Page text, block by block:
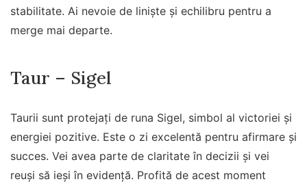
stabilitate. Ai nevoie de liniște și echilibru pentru a
merge mai departe.
Taur – Sigel
Taurii sunt protejați de runa Sigel, simbol al victoriei și
energiei pozitive. Este o zi excelentă pentru afirmare și
succes. Vei avea parte de claritate în decizii și vei
reuși să ieși în evidență. Profită de acest moment